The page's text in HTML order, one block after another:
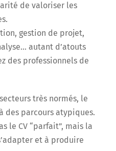
de valoriser les
gestion de projet,
autant d’atouts
des professionnels de
très normés, le
des parcours atypiques.
le CV “parfait”, mais la
et à produire